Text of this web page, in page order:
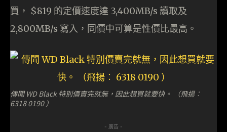
買， $819 的定價速度達 3,400MB/s 讀取及
2,800MB/s 寫入，同價中可算是性價比最高。
傳聞 WD Black 特別價賣完就無，因此想買就要快。 （飛揚︰
6318 0190 ）
- 廣告 -